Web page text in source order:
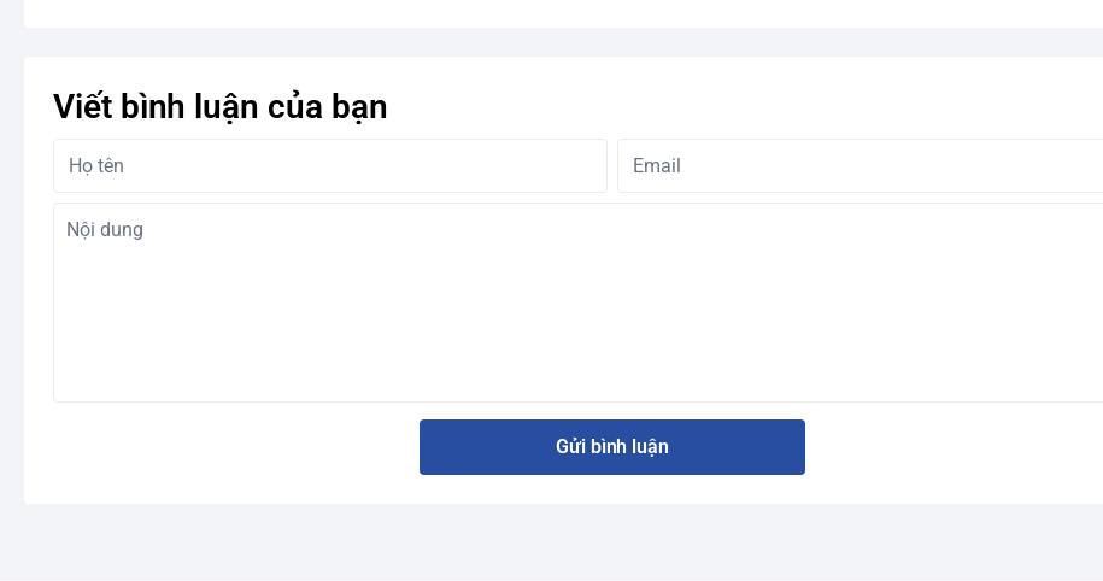
Viết bình luận của bạn
Gửi bình luận